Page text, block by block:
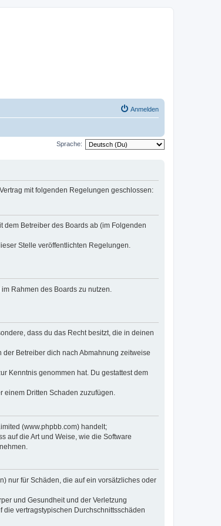
Anmelden
Sprache:
mit folgenden Regelungen geschlossen:
dem Betreiber des Boards ab (im Folgenden
Stelle veröffentlichten Regelungen.
Rahmen des Boards zu nutzen.
dass du das Recht besitzt, die in deinen
Betreiber dich nach Abmahnung zeitweise
Kenntnis genommen hat. Du gestattest dem
einem Dritten Schaden zuzufügen.
(www.phpbb.com) handelt;
auf die Art und Weise, wie die Software
nur für Schäden, die auf ein vorsätzliches oder
und Gesundheit und der Verletzung
vertragstypischen Durchschnittsschäden